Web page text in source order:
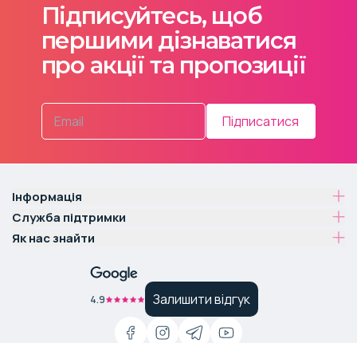
Підписуйтесь, щоб
першими дізнаватися
про акції та пропозиції
Підписатися
Інформація
Служба підтримки
Як нас знайти
4.9 Залишити відгук